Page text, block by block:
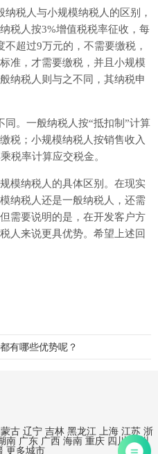
税人与小规模纳税人的区别，
税人按3%增值税税率征收，每
超过9万元的，不需要缴税，
准，才需要缴税，并且小规模
纳税人则与之不同，其纳税申
。一般纳税人按“抵扣制”计算
税；小规模纳税人按销售收入
税率计算应交税金。
纳税人的具体区别。在现实
纳税人还是一般纳税人，还需
需要说明的是，在开发客户方
人来说更具优势。希望上述回
有哪些优势呢？
古 辽宁 吉林 黑龙江 上海 江苏 浙
南 广东 广西 海南 重庆 四川 贵州
更多城市